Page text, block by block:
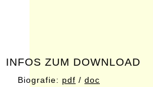
INFOS ZUM DOWNLOAD
Biografie: pdf / doc